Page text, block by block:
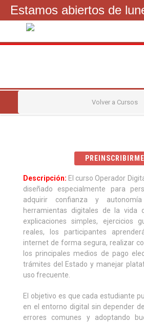
Estamos abiertos de
viernes de 16 a 21hs
Volver a Cursos
PREINSCRIBIRME
Descripción: El curso Operador
diseñado especialmente para
adquirir confianza y
herramientas digitales de la vida
explicaciones simples, ejercicios
reales, los participantes
internet de forma segura, realizar
los principales medios de pago
trámites del Estado y manejar
uso frecuente.
El objetivo es que cada estudiante
en el entorno digital sin depender
errores comunes y adoptando